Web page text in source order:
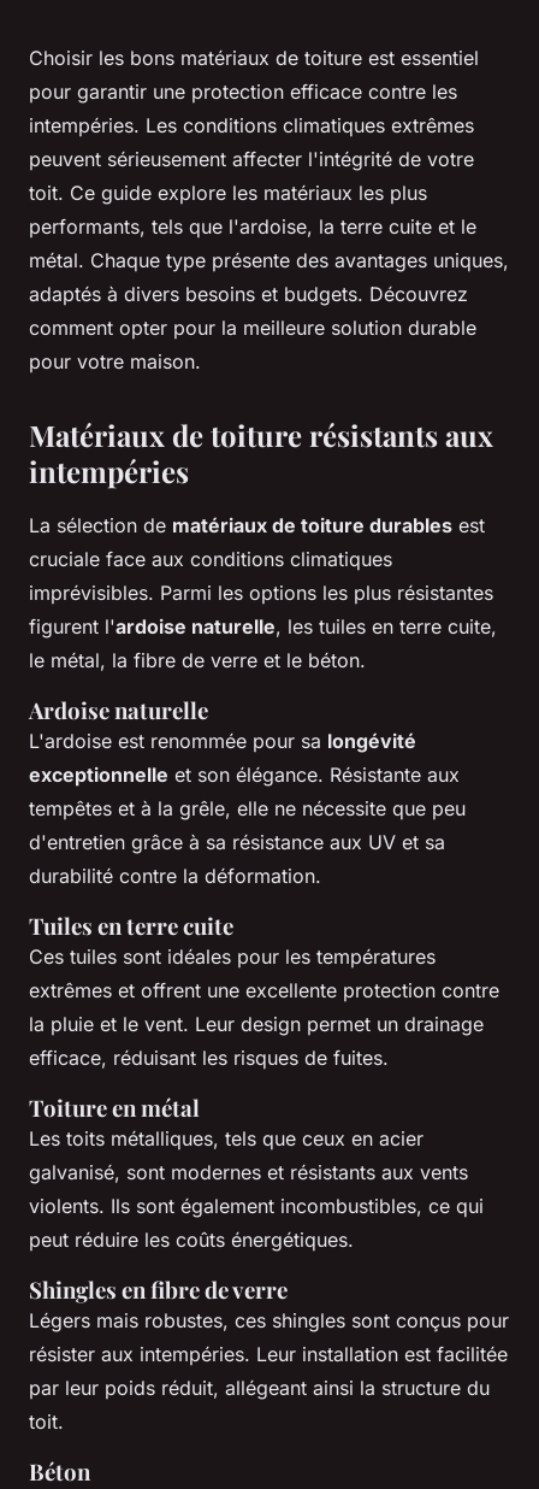
Choisir les bons matériaux de toiture est essentiel
pour garantir une protection efficace contre les
intempéries. Les conditions climatiques extrêmes
peuvent sérieusement affecter l'intégrité de votre
toit. Ce guide explore les matériaux les plus
performants, tels que l'ardoise, la terre cuite et le
métal. Chaque type présente des avantages uniques,
adaptés à divers besoins et budgets. Découvrez
comment opter pour la meilleure solution durable
pour votre maison.
Matériaux de toiture résistants aux
intempéries
La sélection de matériaux de toiture durables est
cruciale face aux conditions climatiques
imprévisibles. Parmi les options les plus résistantes
figurent l'ardoise naturelle, les tuiles en terre cuite,
le métal, la fibre de verre et le béton.
Ardoise naturelle
L'ardoise est renommée pour sa longévité
exceptionnelle et son élégance. Résistante aux
tempêtes et à la grêle, elle ne nécessite que peu
d'entretien grâce à sa résistance aux UV et sa
durabilité contre la déformation.
Tuiles en terre cuite
Ces tuiles sont idéales pour les températures
extrêmes et offrent une excellente protection contre
la pluie et le vent. Leur design permet un drainage
efficace, réduisant les risques de fuites.
Toiture en métal
Les toits métalliques, tels que ceux en acier
galvanisé, sont modernes et résistants aux vents
violents. Ils sont également incombustibles, ce qui
peut réduire les coûts énergétiques.
Shingles en fibre de verre
Légers mais robustes, ces shingles sont conçus pour
résister aux intempéries. Leur installation est facilitée
par leur poids réduit, allégeant ainsi la structure du
toit.
Béton